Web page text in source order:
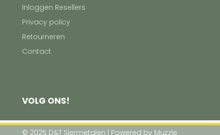
Inloggen Resellers
Privacy policy
Retourneren
Contact
VOLG ONS!
© 2025 D&T Siermetalen | Powered by Muzzle